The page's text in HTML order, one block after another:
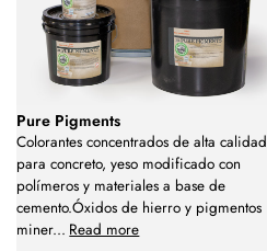
Pure Pigments
Colorantes concentrados de alta calidad
para concreto, yeso modificado con
polímeros y materiales a base de
cemento.Óxidos de hierro y pigmentos
miner... Read more